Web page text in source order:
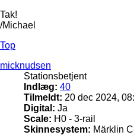
Tak!
/Michael
Top
micknudsen
Stationsbetjent
Indlæg: 40
Tilmeldt: 20 dec 2024,
Digital: Ja
Scale: H0 - 3-rail
Skinnesystem: Märklin